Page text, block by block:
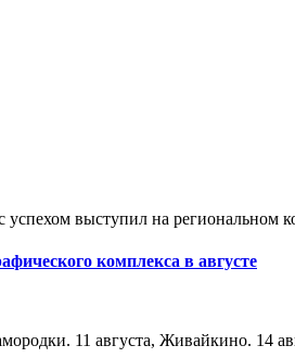
выступил на региональном
комплекса в августе
11 августа, Живайкино.